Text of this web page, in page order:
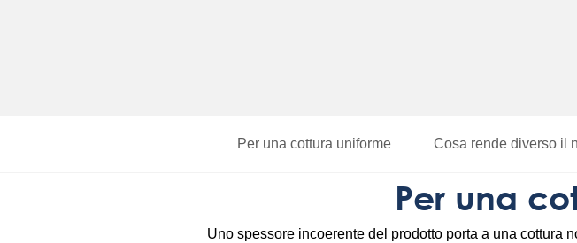
Per una cottura uniforme Cosa rende diverso il
Per una
Uno spessore incoerente del prodotto porta a una cottura